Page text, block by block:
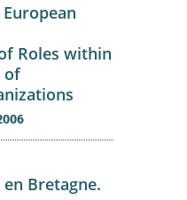
Roles within
of
Bretagne.